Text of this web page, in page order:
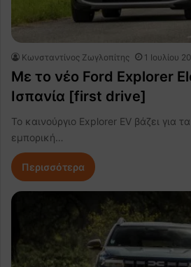
Κωνσταντίνος Ζωγλοπίτης 1 Ιουλίου
Με το νέο Ford Explorer
Ισπανία [first drive]
Το καινούργιο Explorer EV βάζει για
εμπορική…
Περισσότερα